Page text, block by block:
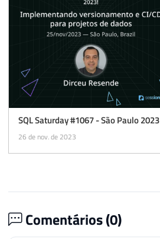
SQL Saturday #1067 - São Paulo 2023
26 de nov. de 2023
Comentários (0)